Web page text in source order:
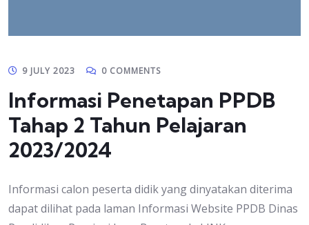
9 JULY 2023 0 COMMENTS
Informasi Penetapan PPDB
Tahap 2 Tahun Pelajaran
2023/2024
Informasi calon peserta didik yang dinyatakan diterima
dapat dilihat pada laman Informasi Website PPDB Dinas